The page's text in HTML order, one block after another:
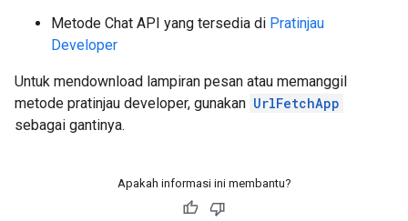
Metode Chat API yang tersedia di Pratinjau
Developer
Untuk mendownload lampiran pesan atau memanggil
metode pratinjau developer, gunakan UrlFetchApp
sebagai gantinya.
Apakah informasi ini membantu?